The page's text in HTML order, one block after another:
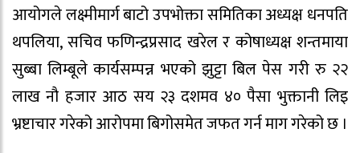
आयोगले लक्ष्मीमार्ग बाटो उपभोक्ता समितिका अध्यक्ष धनपति
थपलिया, सचिव फणिन्द्रप्रसाद खरेल र कोषाध्यक्ष शन्तमाया
सुब्बा लिम्बूले कार्यसम्पन्न भएको झुट्टा बिल पेस गरी रु २२
लाख नौ हजार आठ सय २३ दशमव ४० पैसा भुक्तानी लिइ
भ्रष्टाचार गरेको आरोपमा बिगोसमेत जफत गर्न माग गरेको छ ।